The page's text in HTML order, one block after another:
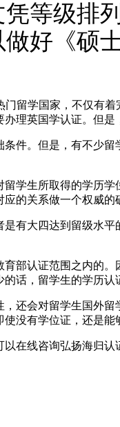
等级排
好《硕
门留学国家，不仅
理英国学认证。但
件。但是，有不少
学生所取得的学历
的关系做一个权威的
有大四达到留级水
部认证范围之内的
话，留学生的学历认
还会对留学生国外
没有学位证，还是能
线咨询弘扬海归认